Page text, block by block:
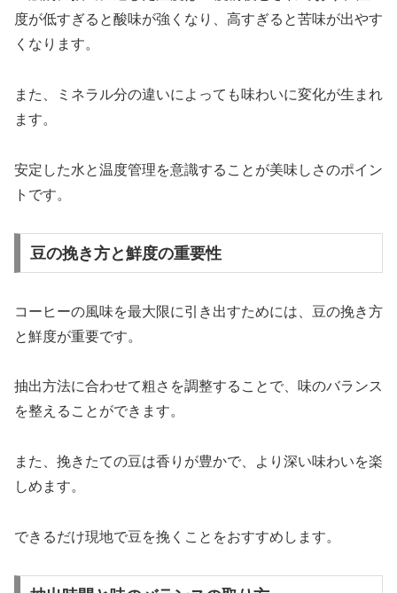
度が低すぎると酸味が強くなり、高すぎると苦味が出やす
くなります。
また、ミネラル分の違いによっても味わいに変化が生まれ
ます。
安定した水と温度管理を意識することが美味しさのポイン
トです。
豆の挽き方と鮮度の重要性
コーヒーの風味を最大限に引き出すためには、豆の挽き方
と鮮度が重要です。
抽出方法に合わせて粗さを調整することで、味のバランス
を整えることができます。
また、挽きたての豆は香りが豊かで、より深い味わいを楽
しめます。
できるだけ現地で豆を挽くことをおすすめします。